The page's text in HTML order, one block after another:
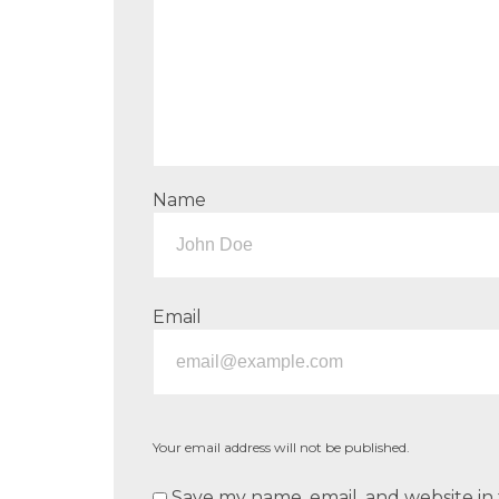
Name
Email
Your email address will not be published.